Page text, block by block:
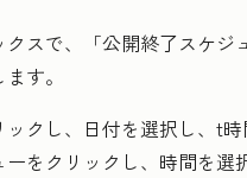
スで、
「公開終了スケジ
す。
クし、 日付を選択し、 t
をクリックし、 時間を選